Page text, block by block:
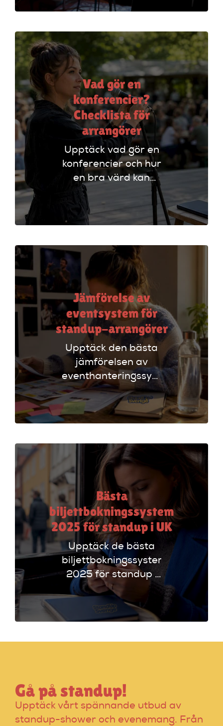
att styra
engagera publiken.
Vad gör en
konferencier?
Checklista för
arrangörer
Upptäck vad gör en
konferencier och hur
en bra värd kan
lyfta ditt event. Följ
vår checklista för
att säkerställa en
arrangemang!
Jämförelse av
eventsystem för
standup-arrangörer
Upptäck den bästa
jämförelsen av
eventhanteringssystem
för standup-
arrangörer. Få
insikter om
evenemangskalender
och biljettlänkar!
Bästa
biljettbokningssystem
2025 för standup i UK
Upptäck de bästa
biljettbokningssystem
2025 för standup i
UK. Jämför
plattformar som
Ticketmaster och
rätt alternativ!
Gå på standup!
Upptäck vårt spännande utbud av
standup-shower och evenemang. Från